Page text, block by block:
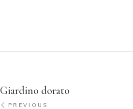
Giardino dorato
PREVIOUS